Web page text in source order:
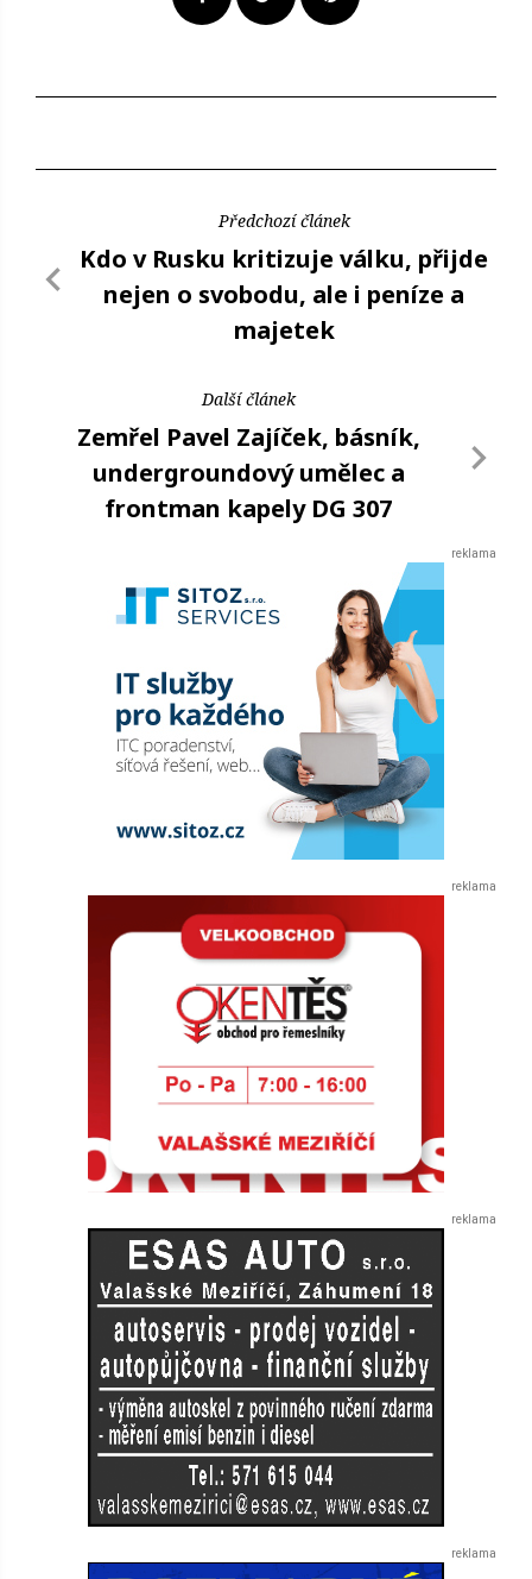
Předchozí článek
Kdo v Rusku kritizuje válku, přijde
nejen o svobodu, ale i peníze a
majetek
Další článek
Zemřel Pavel Zajíček, básník,
undergroundový umělec a
frontman kapely DG 307